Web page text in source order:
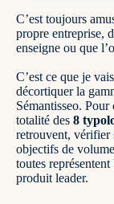
C’est toujours
propre entreprise,
enseigne ou que
C’est ce que je
décortiquer la
Sémantisseo.
totalité des 8
retrouvent, vérifier
objectifs de
toutes
produit leader.